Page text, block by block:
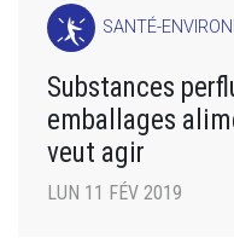
SANTÉ-
Substances
emballages
veut agir
LUN 11 FÉV 2019